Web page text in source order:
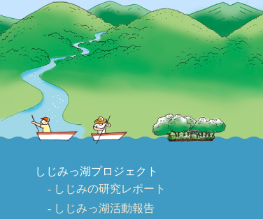
しじみっ湖プロジェクト
しじみの研究レポート
しじみっ湖活動報告